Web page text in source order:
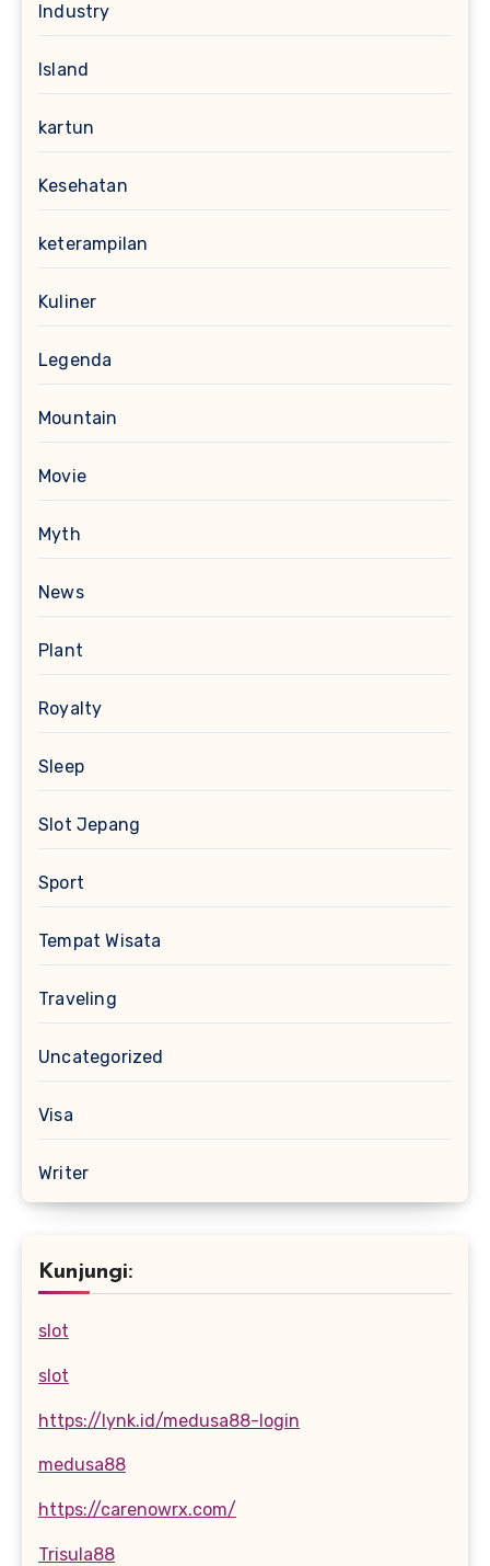
Industry
Island
kartun
Kesehatan
keterampilan
Kuliner
Legenda
Mountain
Movie
Myth
News
Plant
Royalty
Sleep
Slot Jepang
Sport
Tempat Wisata
Traveling
Uncategorized
Visa
Writer
Kunjungi:
slot
slot
https://lynk.id/medusa88-login
medusa88
https://carenowrx.com/
Trisula88